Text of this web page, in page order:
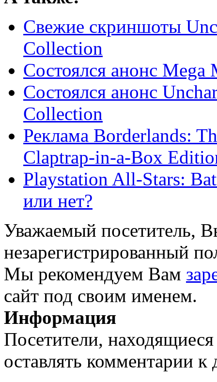
Свежие скриншоты
Collection
Состоялся анонс
Состоялся анонс
Collection
Реклама Borderlands:
Claptrap-in-a-Box
Playstation All-Stars:
или нет?
Уважаемый посетитель,
незарегистрированный
Мы рекомендуем Вам
сайт под своим именем.
Информация
Посетители,
оставлять комментарии